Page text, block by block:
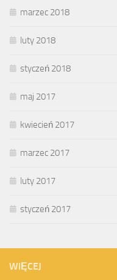
marzec 2018
luty 2018
styczeń 2018
maj 2017
kwiecień 2017
marzec 2017
luty 2017
styczeń 2017
WIĘCEJ